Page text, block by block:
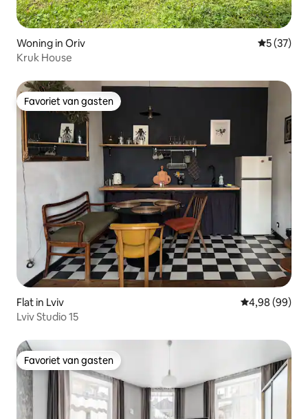
Woning in Oriv
5 (37)
Kruk House
Favoriet van gasten
Favoriet van gasten
Flat in Lviv Gemiddelde
4,98 (99)
Lviv Studio 15
Favoriet van gasten
Favoriet van gasten